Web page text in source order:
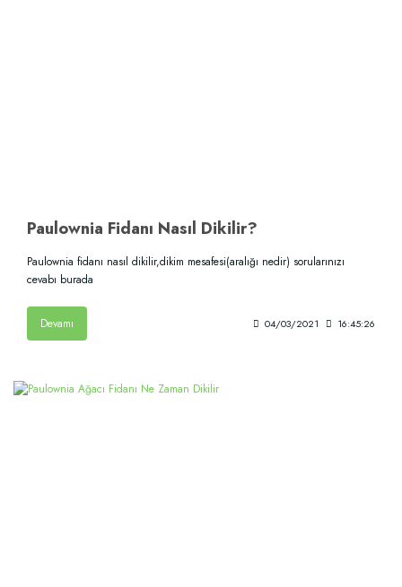
Paulownia Fidanı Nasıl Dikilir?
Paulownia fidanı nasıl dikilir,dikim mesafesi(aralığı nedir) sorularınızı
cevabı burada
Devamı 04/03/2021 16:45:26